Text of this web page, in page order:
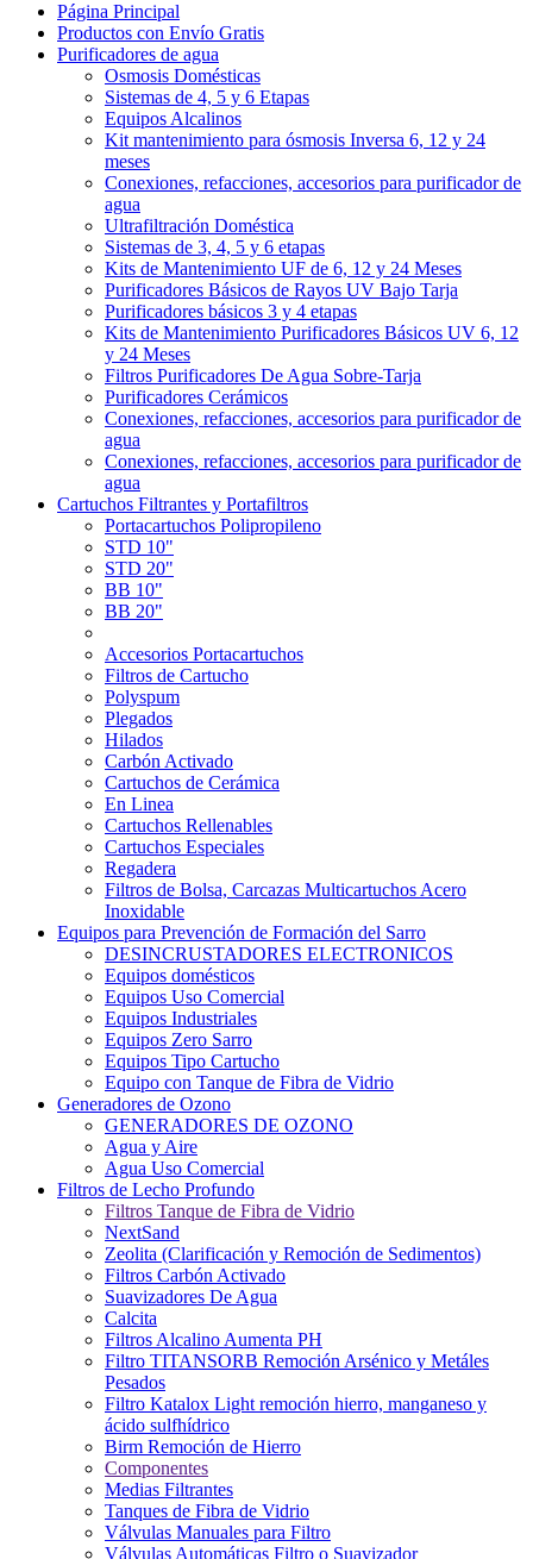
Página Principal
Productos con Envío Gratis
Purificadores de agua
Osmosis Domésticas
Sistemas de 4, 5 y 6 Etapas
Equipos Alcalinos
Kit mantenimiento para ósmosis Inversa 6, 12 y 24
meses
Conexiones, refacciones, accesorios para purificador de
agua
Ultrafiltración Doméstica
Sistemas de 3, 4, 5 y 6 etapas
Kits de Mantenimiento UF de 6, 12 y 24 Meses
Purificadores Básicos de Rayos UV Bajo Tarja
Purificadores básicos 3 y 4 etapas
Kits de Mantenimiento Purificadores Básicos UV 6, 12
y 24 Meses
Filtros Purificadores De Agua Sobre-Tarja
Purificadores Cerámicos
Conexiones, refacciones, accesorios para purificador de
agua
Conexiones, refacciones, accesorios para purificador de
agua
Cartuchos Filtrantes y Portafiltros
Portacartuchos Polipropileno
STD 10"
STD 20"
BB 10"
BB 20"
Accesorios Portacartuchos
Filtros de Cartucho
Polyspum
Plegados
Hilados
Carbón Activado
Cartuchos de Cerámica
En Linea
Cartuchos Rellenables
Cartuchos Especiales
Regadera
Filtros de Bolsa, Carcazas Multicartuchos Acero
Inoxidable
Equipos para Prevención de Formación del Sarro
DESINCRUSTADORES ELECTRONICOS
Equipos domésticos
Equipos Uso Comercial
Equipos Industriales
Equipos Zero Sarro
Equipos Tipo Cartucho
Equipo con Tanque de Fibra de Vidrio
Generadores de Ozono
GENERADORES DE OZONO
Agua y Aire
Agua Uso Comercial
Filtros de Lecho Profundo
Filtros Tanque de Fibra de Vidrio
NextSand
Zeolita (Clarificación y Remoción de Sedimentos)
Filtros Carbón Activado
Suavizadores De Agua
Calcita
Filtros Alcalino Aumenta PH
Filtro TITANSORB Remoción Arsénico y Metáles
Pesados
Filtro Katalox Light remoción hierro, manganeso y
ácido sulfhídrico
Birm Remoción de Hierro
Componentes
Medias Filtrantes
Tanques de Fibra de Vidrio
Válvulas Manuales para Filtro
Válvulas Automáticas Filtro o Suavizador